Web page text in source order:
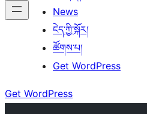
News
ངེད་ཀྱི་སྐོར།
ཚོགས་པ།
Get WordPress
Get WordPress